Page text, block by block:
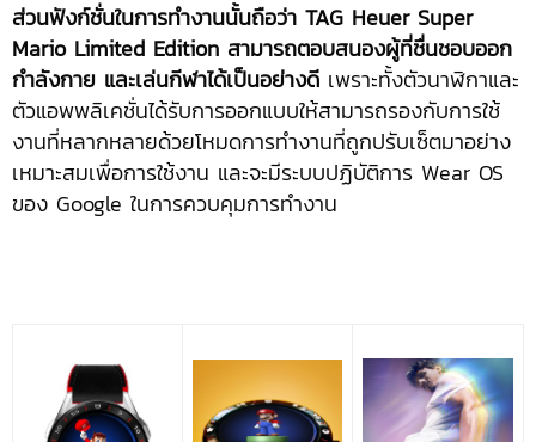
ส่วนฟังก์ชั่นในการทำงานนั้นถือว่า TAG Heuer Super
Mario Limited Edition สามารถตอบสนองผู้ที่ชื่นชอบออก
กำลังกาย และเล่นกีฬาได้เป็นอย่างดี เพราะทั้งตัวนาฬิกาและ
ตัวแอพพลิเคชั่นได้รับการออกแบบให้สามารถรองกับการใช้
งานที่หลากหลายด้วยโหมดการทำงานที่ถูกปรับเซ็ตมาอย่าง
เหมาะสมเพื่อการใช้งาน และจะมีระบบปฏิบัติการ Wear OS
ของ Google ในการควบคุมการทำงาน